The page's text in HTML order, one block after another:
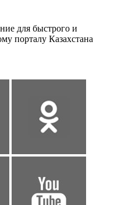
для быстрого и
порталу Казахстана